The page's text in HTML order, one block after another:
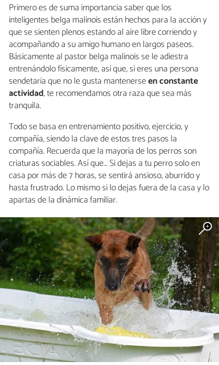
Primero es de suma importancia saber que los
inteligentes belga malinois están hechos para la acción y
que se sienten plenos estando al aire libre corriendo y
acompañando a su amigo humano en largos paseos.
Básicamente al pastor belga malinois se le adiestra
entrenándolo físicamente, así que, si eres una persona
sendetaria que no le gusta mantenerseen constante
actividad, te recomendamos otra raza que sea más
tranquila.
Todo se basa en entrenamiento positivo, ejercicio, y
compañía, siendo la clave de estos tres pasos la
compañía. Recuerda que la mayoría de los perros son
criaturas sociables. Así que… Si dejas a tu perro solo en
casa por más de 7 horas, se sentirá ansioso, aburrido y
hasta frustrado. Lo mismo si lo dejas fuera de la casa y lo
apartas de la dinámica familiar.